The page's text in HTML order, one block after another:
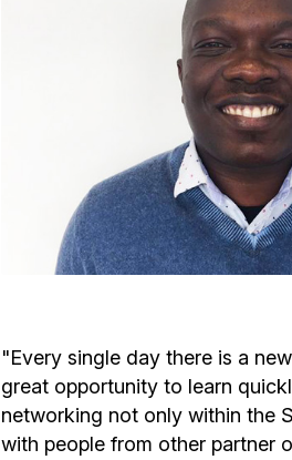
"Every single day there is a
great opportunity to learn
networking not only within the
with people from other partner